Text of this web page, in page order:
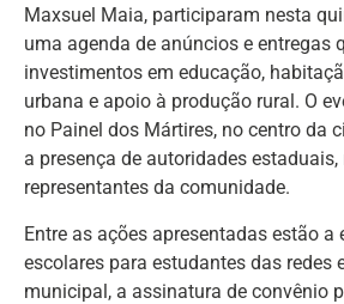
Maxsuel Maia, participaram nesta
uma agenda de anúncios e entregas
investimentos em educação,
urbana e apoio à produção rural. O
no Painel dos Mártires, no centro da
a presença de autoridades
representantes da comunidade.
Entre as ações apresentadas estão a
escolares para estudantes das redes
municipal, a assinatura de convênio